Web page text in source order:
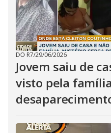
DO R7/29/06/2026
Jovem saiu de
visto pela